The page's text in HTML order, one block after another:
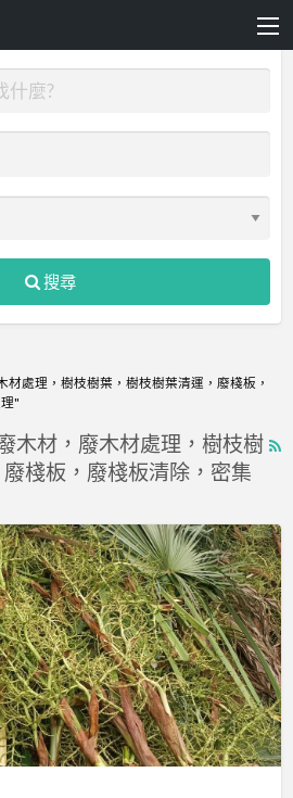
搜尋
材處理，樹枝樹葉，樹枝樹葉清運，廢棧板，
"
木材，廢木材處理，樹枝樹
棧板，廢棧板清除，密集